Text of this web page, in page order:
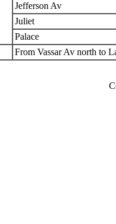
Jefferson Av
Juliet
Palace
From Vassar Av north to